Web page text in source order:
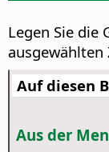
Legen Sie
ausgewählten
Auf diesen
Aus der